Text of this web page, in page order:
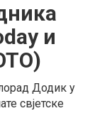
и
Додик у
свјетске